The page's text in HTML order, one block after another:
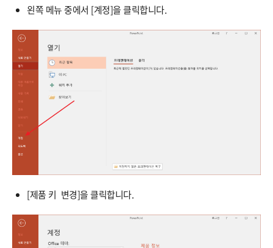
왼쪽 메뉴 중에서 [계정]을 클릭합니다.
[제품 키 변경]을 클릭합니다.